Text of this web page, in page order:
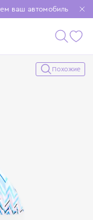
ваш автомобиль
15 000 ₽
еще удобнее
Похожие